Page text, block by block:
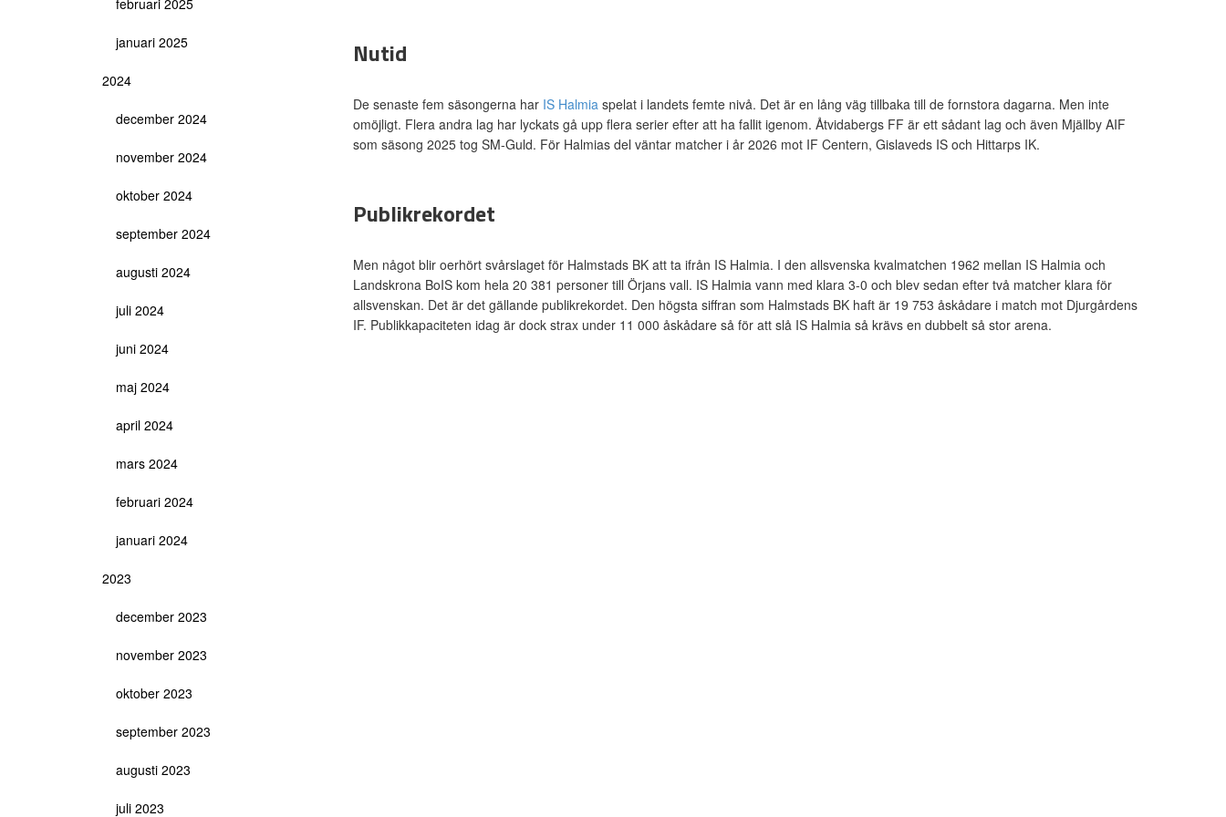
februari 2025
januari 2025
2024
december 2024
november 2024
oktober 2024
september 2024
augusti 2024
juli 2024
juni 2024
maj 2024
april 2024
mars 2024
februari 2024
januari 2024
2023
december 2023
november 2023
oktober 2023
september 2023
augusti 2023
juli 2023
Nutid
De senaste fem säsongerna har IS Halmia spelat i landets femte nivå. Det är en lång väg tillbaka till de fornstora dagarna. Men inte
omöjligt. Flera andra lag har lyckats gå upp flera serier efter att ha fallit igenom. Åtvidabergs FF är ett sådant lag och även Mjällby AIF
som säsong 2025 tog SM-Guld. För Halmias del väntar matcher i år 2026 mot IF Centern, Gislaveds IS och Hittarps IK.
Publikrekordet
Men något blir oerhört svårslaget för Halmstads BK att ta ifrån IS Halmia. I den allsvenska kvalmatchen 1962 mellan IS Halmia och
Landskrona BoIS kom hela 20 381 personer till Örjans vall. IS Halmia vann med klara 3-0 och blev sedan efter två matcher klara för
allsvenskan. Det är det gällande publikrekordet. Den högsta siffran som Halmstads BK haft är 19 753 åskådare i match mot Djurgårdens
IF. Publikkapaciteten idag är dock strax under 11 000 åskådare så för att slå IS Halmia så krävs en dubbelt så stor arena.